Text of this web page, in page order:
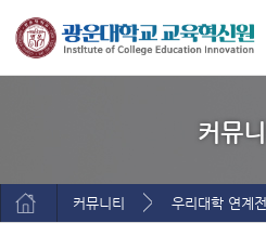
커뮤
커뮤니티 우리대학 연계